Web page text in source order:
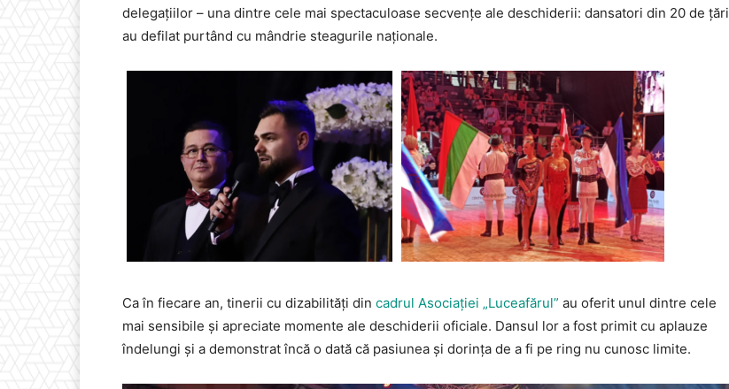
delegațiilor – una dintre cele mai spectaculoase secvențe ale deschiderii: dansatori din 20 de țări
au defilat purtând cu mândrie steagurile naționale.
Ca în fiecare an, tinerii cu dizabilități din cadrul Asociației „Luceafărul” au oferit unul dintre cele
mai sensibile și apreciate momente ale deschiderii oficiale. Dansul lor a fost primit cu aplauze
îndelungi și a demonstrat încă o dată că pasiunea și dorința de a fi pe ring nu cunosc limite.